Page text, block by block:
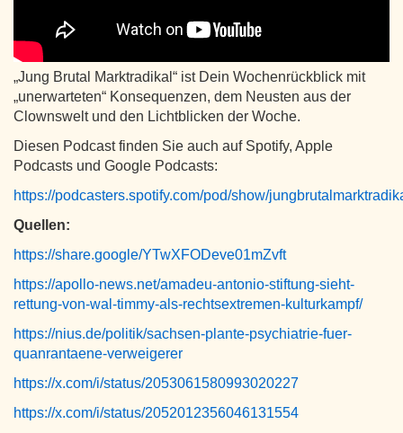
„Jung Brutal Marktradikal“ ist Dein Wochenrückblick mit
„unerwarteten“ Konsequenzen, dem Neusten aus der
Clownswelt und den Lichtblicken der Woche.
Diesen Podcast finden Sie auch auf Spotify, Apple
Podcasts und Google Podcasts:
https://podcasters.spotify.com/pod/show/
Quellen:
https://share.google/YTwXFODeve01mZvft
https://apollo-news.net/amadeu-antonio-stiftung-sieht-
rettung-von-wal-timmy-als-rechtsextremen-kulturkampf/
https://nius.de/politik/sachsen-plante-psychiatrie-fuer-
quanrantaene-verweigerer
https://x.com/i/status/2053061580993020227
https://x.com/i/status/2052012356046131554